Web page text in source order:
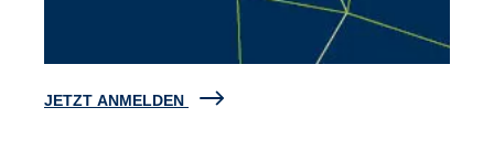
JETZT ANMELDEN